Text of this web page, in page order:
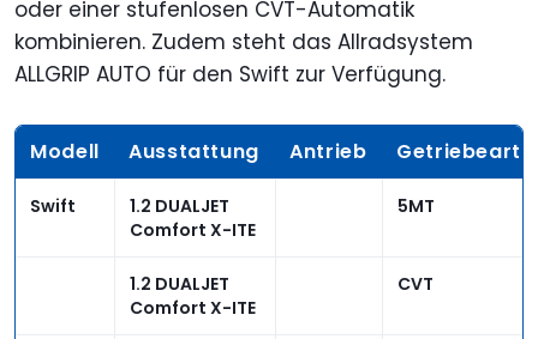
oder einer stufenlosen CVT-Automatik
kombinieren. Zudem steht das Allradsystem
ALLGRIP AUTO für den Swift zur Verfügung.
Modell Ausstattung Antrieb Getriebeart
Swift
1.2 DUALJET
Comfort X-ITE
5MT
1.2 DUALJET
Comfort X-ITE
CVT